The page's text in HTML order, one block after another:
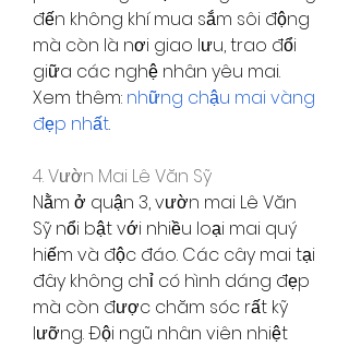
đến không khí mua sắm sôi động
mà còn là nơi giao lưu, trao đổi
giữa các nghệ nhân yêu mai.
Xem thêm: những chậu mai vàng
đẹp nhất.
4. Vườn Mai Lê Văn Sỹ
Nằm ở quận 3, vườn mai Lê Văn
Sỹ nổi bật với nhiều loại mai quý
hiếm và độc đáo. Các cây mai tại
đây không chỉ có hình dáng đẹp
mà còn được chăm sóc rất kỹ
lưỡng. Đội ngũ nhân viên nhiệt